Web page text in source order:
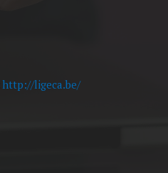
http://ligeca.be/